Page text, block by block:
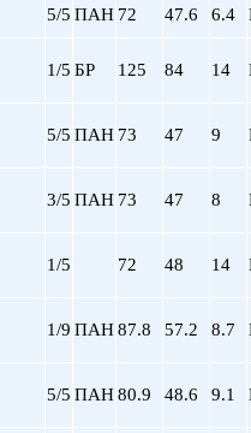
5/5 ПАН 72 47.6 6.4
1/5 БР 125 84 14
5/5 ПАН 73 47 9
3/5 ПАН 73 47 8
1/5 72 48 14
1/9 ПАН87.8 57.2 8.7
5/5 ПАН80.9 48.6 9.1